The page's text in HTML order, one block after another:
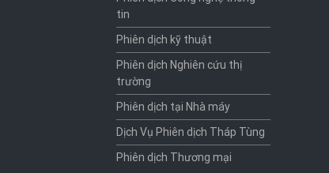
tin
Phiên dịch kỹ thuật
Phiên dịch Nghiên cứu thị
trường
Phiên dịch tại Nhà máy
Dịch Vụ Phiên dịch Tháp Tùng
Phiên dịch Thương mại